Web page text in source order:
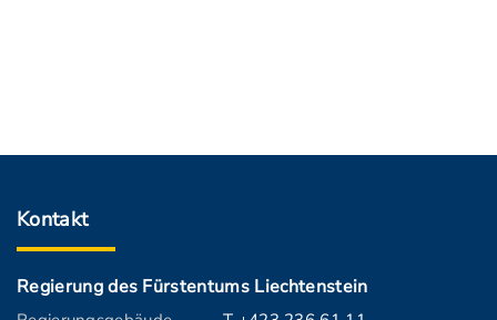
Kontakt
Regierung des Fürstentums Liechtenstein